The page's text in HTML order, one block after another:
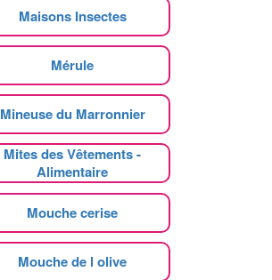
Maisons Insectes
Mérule
Mineuse du Marronnier
Mites des Vêtements -
Alimentaire
Mouche cerise
Mouche de l olive